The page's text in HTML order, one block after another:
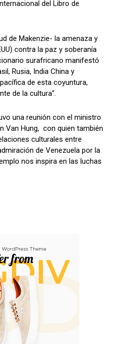
del Libro de
de Makenzie- la amenaza y
contra la paz y soberanía
surafricano manifestó
Rusia, India China y
de esta coyuntura,
de la cultura”.
una reunión con el ministro
Van Hung, con quien también
culturales entre
de Venezuela por la
nos inspira en las luchas